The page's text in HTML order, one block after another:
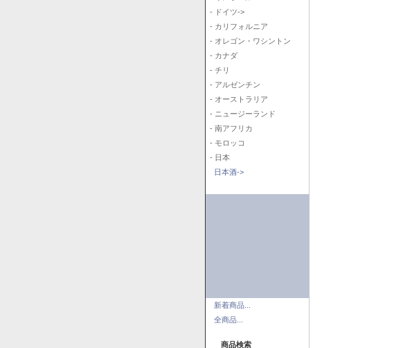
- ドイツ->
- カリフォルニア
- オレゴン・ワシントン
- カナダ
- チリ
- アルゼンチン
- オーストラリア
- ニュージーランド
- 南アフリカ
- モロッコ
- 日本
日本酒->
新着商品...
全商品...
商品検索